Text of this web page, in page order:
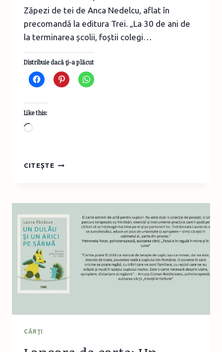
Zăpezi de tei de Anca Nedelcu, aflat în
precomandă la editura Trei. „La 30 de ani de
la terminarea școlii, foștii colegi…
Distribuie dacă ţi-a plăcut
Like this:
Loading…
CITEȘTEFRAGMENT
DE
TEI,
ANCA
NEDELCU
CĂRŢI